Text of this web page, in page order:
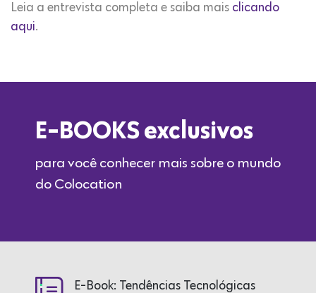
Leia a entrevista completa e saiba mais clicando
aqui.
E-BOOKS exclusivos
para você conhecer mais sobre o mundo
do Colocation
E-Book: Tendências Tecnológicas